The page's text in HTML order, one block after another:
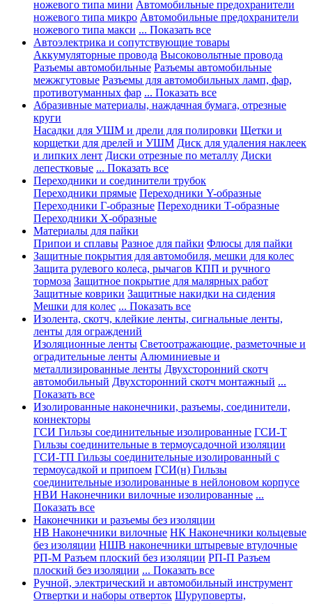
ножевого типа мини Автомобильные предохранители
ножевого типа микро Автомобильные предохранители
ножевого типа макси ... Показать все
Автоэлектрика и сопутствующие товары
Аккумуляторные провода Высоковольтные провода
Разъемы автомобильные Разъемы автомобильные
межжгутовые Разъемы для автомобильных ламп, фар,
противотуманных фар ... Показать все
Абразивные материалы, наждачная бумага, отрезные
круги
Насадки для УШМ и дрели для полировки Щетки и
корщетки для дрелей и УШМ Диск для удаления наклеек
и липких лент Диски отрезные по металлу Диски
лепестковые ... Показать все
Переходники и соединители трубок
Переходники прямые Переходники Y-образные
Переходники Г-образные Переходники Т-образные
Переходники Х-образные
Материалы для пайки
Припои и сплавы Разное для пайки Флюсы для пайки
Защитные покрытия для автомобиля, мешки для колес
Защита рулевого колеса, рычагов КПП и ручного
тормоза Защитное покрытие для малярных работ
Защитные коврики Защитные накидки на сидения
Мешки для колес ... Показать все
Изолента, скотч, клейкие ленты, сигнальные ленты,
ленты для ограждений
Изоляционные ленты Светоотражающие, разметочные и
оградительные ленты Алюминиевые и
металлизированные ленты Двухсторонний скотч
автомобильный Двухсторонний скотч монтажный ...
Показать все
Изолированные наконечники, разъемы, соединители,
коннекторы
ГСИ Гильзы соединительные изолированные ГСИ-Т
Гильзы соединительные в термоусадочной изоляции
ГСИ-ТП Гильзы соединительные изолированный с
термоусадкой и припоем ГСИ(н) Гильзы
соединительные изолированные в нейлоновом корпусе
НВИ Наконечники вилочные изолированные ...
Показать все
Наконечники и разъемы без изоляции
НВ Наконечники вилочные НК Наконечники кольцевые
без изоляции НШВ наконечники штыревые втулочные
РП-М Разъем плоский без изоляции РП-П Разъем
плоский без изоляции ... Показать все
Ручной, электрический и автомобильный инструмент
Отвертки и наборы отверток Шуруповерты,